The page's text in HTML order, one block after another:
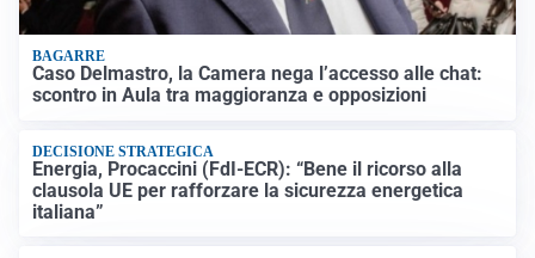
BAGARRE
Caso Delmastro, la Camera nega l’accesso alle chat:
scontro in Aula tra maggioranza e opposizioni
DECISIONE STRATEGICA
Energia, Procaccini (FdI-ECR): “Bene il ricorso alla
clausola UE per rafforzare la sicurezza energetica
italiana”